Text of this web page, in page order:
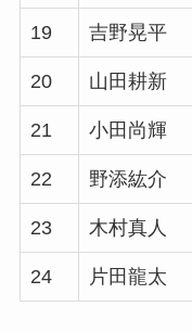
19 吉野晃平
20 山田耕新
21 小田尚輝
22 野添紘介
23 木村真人
24 片田龍太